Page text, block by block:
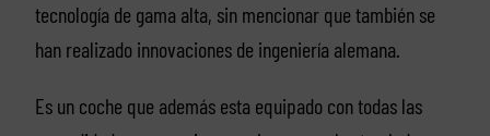
tecnología de gama alta, sin mencionar que también se
han realizado innovaciones de ingeniería alemana.
Es un coche que además esta equipado con todas las